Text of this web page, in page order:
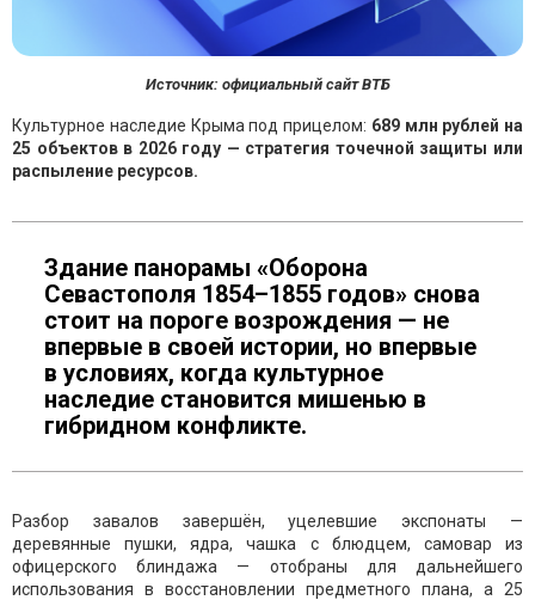
Источник: официальный сайт ВТБ
Культурное наследие Крыма под прицелом: 689 млн рублей на
25 объектов в 2026 году — стратегия точечной защиты или
распыление ресурсов.
Здание панорамы «Оборона
Севастополя 1854–1855 годов» снова
стоит на пороге возрождения — не
впервые в своей истории, но впервые
в условиях, когда культурное
наследие становится мишенью в
гибридном конфликте.
Разбор завалов завершён, уцелевшие экспонаты —
деревянные пушки, ядра, чашка с блюдцем, самовар из
офицерского блиндажа — отобраны для дальнейшего
использования в восстановлении предметного плана, а 25